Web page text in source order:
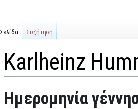
Karlheinz
Μετάβαση
στην
Πήδηση
στην
Ημερομηνία
Σελίδα Συζήτηση